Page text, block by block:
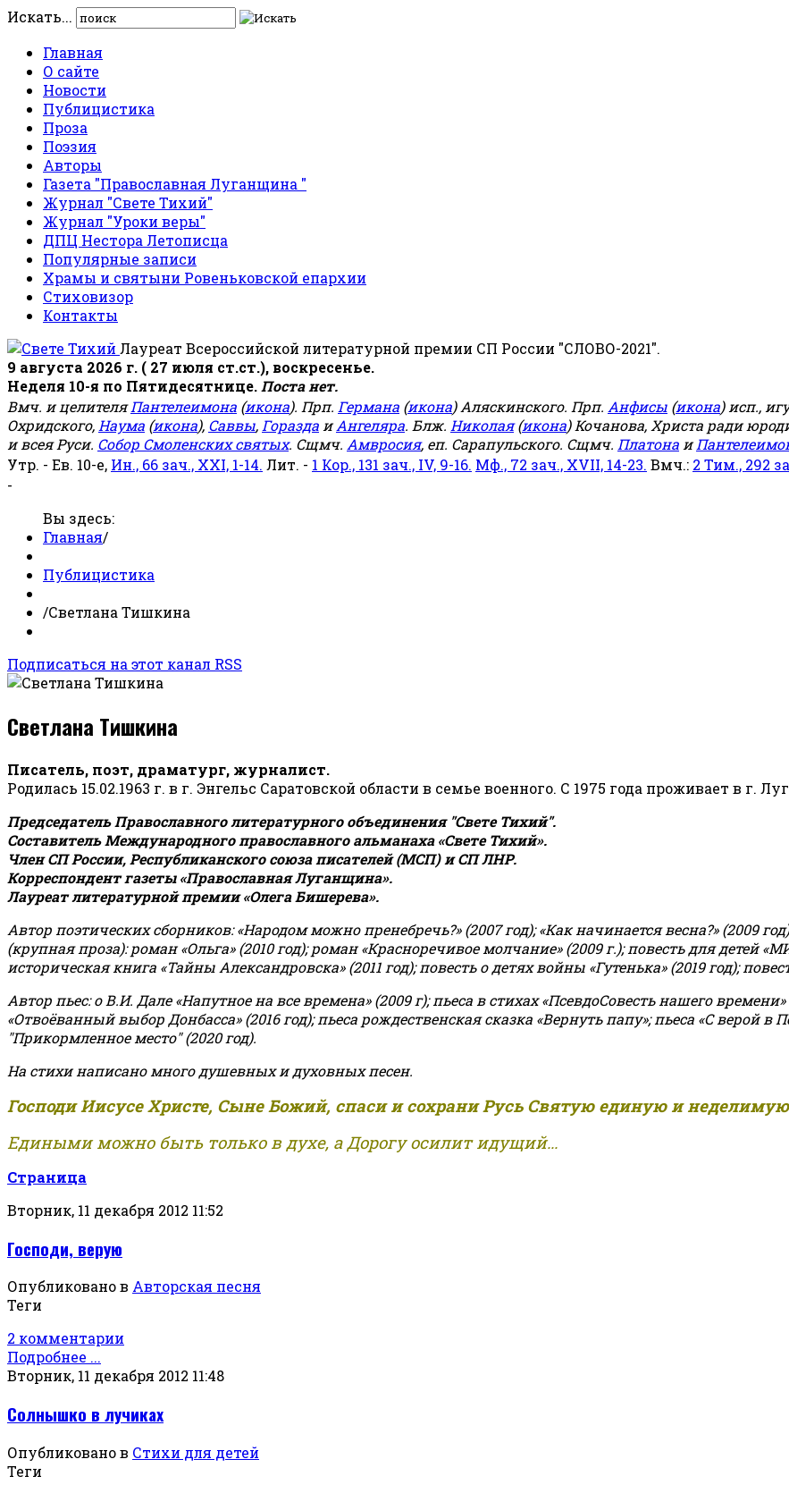
Искать...
Главная
О сайте
Новости
Публицистика
Проза
Поэзия
Авторы
Газета "Православная Луганщина "
Журнал "Свете Тихий"
Журнал "Уроки веры"
ДПЦ Нестора Летописца
Популярные записи
Храмы и святыни Ровеньковской епархии
Стиховизор
Контакты
Лауреат Всероссийской литературной премии СП России "СЛОВО-2021".
9 августа 2026 г. ( 27 июля ст.ст.), воскресенье.
Неделя 10-я по Пятидесятнице. Поста нет.
Вмч. и целителяПантелеимона (икона). Прп. Германа (икона) Аляскинского. Прп. Анфисы (икона) исп.,
Охридского, Наума (икона), Саввы, Горазда иАнгеляра. Блж. Николая(икона) Кочанова, Христа ради
и всея Руси. Собор Смоленских святых. Сщмч. Амвросия, еп. Сарапульского. Сщмч. Платона и
Утр. - Ев. 10-е, Ин., 66 зач., XXI, 1-14. Лит. - 1 Кор., 131 зач., IV, 9-16. Мф., 72 зач., XVII, 14-23. Вмч.: 2 Тим., 292
-
Вы здесь:
Главная/
Публицистика
/Светлана Тишкина
Подписаться на этот канал RSS
Светлана Тишкина
Писатель, поэт, драматург, журналист.
Родилась 15.02.1963 г. в г. Энгельс Саратовской области в семье военного. С 1975 года проживает в г.
Председатель Православного литературного объединения "Свете Тихий".
Составитель Международного православного альманаха «Свете Тихий».
Член СП России, Республиканского союза писателей (МСП) и СП ЛНР.
Корреспондент газеты «Православная Луганщина».
Лауреат литературной премии «Олега Бишерева».
Автор поэтических сборников: «Народом можно пренебречь?» (2007 год); «Как начинается весна?» (2009
(крупная проза): роман «Ольга» (2010 год); роман «Красноречивое молчание» (2009 г.); повесть для детей
историческая книга «Тайны Александровска» (2011 год); повесть о детях войны «Гутенька» (2019 год);
Автор пьес: о В.И. Дале «Напутное на все времена» (2009 г); пьеса в стихах «ПсевдоСовесть нашего времени»
«Отвоёванный выбор Донбасса» (2016 год); пьеса рождественская сказка «Вернуть папу»; пьеса «С верой в
"Прикормленное место" (2020 год).
На стихи написано много душевных и духовных песен.
Господи Иисусе Христе, Сыне Божий, спаси и сохрани Русь Святую единую и
Едиными можно быть только в духе, а Дорогу осилит идущий...
Страница
Вторник, 11 декабря 2012 11:52
Господи, верую
Опубликовано в Авторская песня
Теги
2 комментарии
Подробнее ...
Вторник, 11 декабря 2012 11:48
Солнышко в лучиках
Опубликовано в Стихи для детей
Теги